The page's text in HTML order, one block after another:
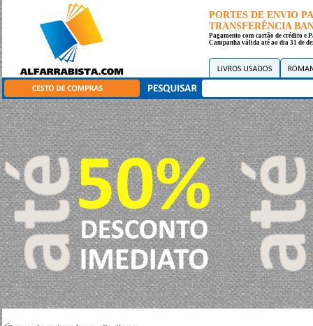
PORTES DE ENVIO
TRANSFERÊNCIA
Pagamento com cartão de crédito e
Campanha válida até ao dia 31 de